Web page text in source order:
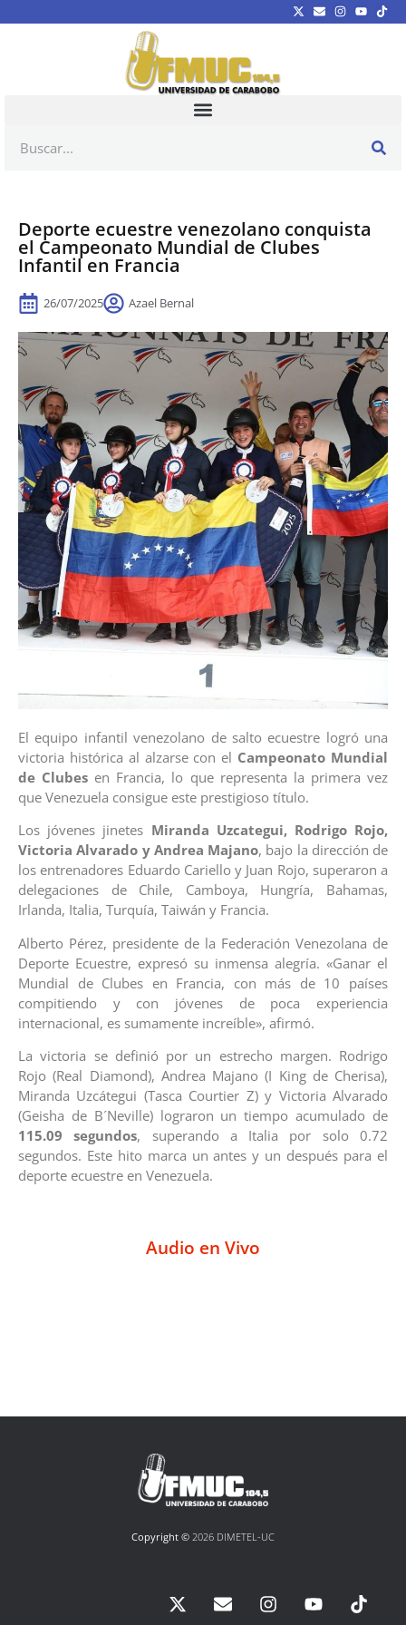
Deporte ecuestre venezolano conquista
el Campeonato Mundial de Clubes
Infantil en Francia
26/07/2025 Azael Bernal
El equipo infantil venezolano de salto ecuestre logró una
victoria histórica al alzarse con el Campeonato Mundial
de Clubes en Francia, lo que representa la primera vez
que Venezuela consigue este prestigioso título.
Los jóvenes jinetes Miranda Uzcategui, Rodrigo Rojo,
Victoria Alvarado y Andrea Majano, bajo la dirección de
los entrenadores Eduardo Cariello y Juan Rojo, superaron a
delegaciones de Chile, Camboya, Hungría, Bahamas,
Irlanda, Italia, Turquía, Taiwán y Francia.
Alberto Pérez, presidente de la Federación Venezolana de
Deporte Ecuestre, expresó su inmensa alegría. «Ganar el
Mundial de Clubes en Francia, con más de 10 países
compitiendo y con jóvenes de poca experiencia
internacional, es sumamente increíble», afirmó.
La victoria se definió por un estrecho margen. Rodrigo
Rojo (Real Diamond), Andrea Majano (I King de Cherisa),
Miranda Uzcátegui (Tasca Courtier Z) y Victoria Alvarado
(Geisha de B´Neville) lograron un tiempo acumulado de
115.09 segundos, superando a Italia por solo 0.72
segundos. Este hito marca un antes y un después para el
deporte ecuestre en Venezuela.
Audio en Vivo
Copyright © 2026 DIMETEL-UC